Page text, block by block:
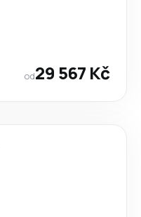
od29 567 Kč